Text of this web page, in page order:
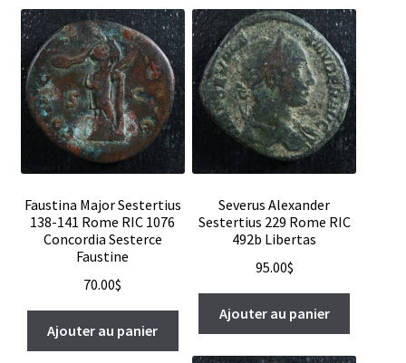
Faustina Major Sestertius
138-141 Rome RIC 1076
Concordia Sesterce
Faustine
70.00$
Ajouter au panier
Severus Alexander
Sestertius 229 Rome RIC
492b Libertas
95.00$
Ajouter au panier